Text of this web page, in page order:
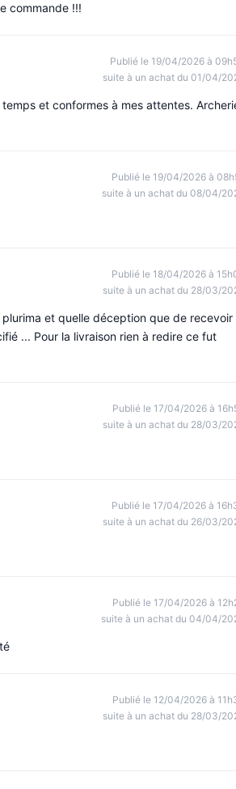
commande !!!
Publié le 19/04/2026 à
suite à un achat du 01/04/
et conformes à mes attentes.
Publié le 19/04/2026 à
suite à un achat du 08/04/
Publié le 18/04/2026 à
suite à un achat du 28/03/
et quelle déception que de recevoir
... Pour la livraison rien à redire ce fut
Publié le 17/04/2026 à
suite à un achat du 28/03/
Publié le 17/04/2026 à
suite à un achat du 26/03/
Publié le 17/04/2026 à
suite à un achat du 04/04/
Publié le 12/04/2026 à
suite à un achat du 28/03/